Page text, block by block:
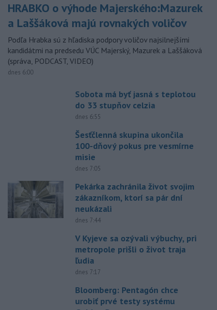
HRABKO o výhode Majerského:Mazurek
a Laššáková majú rovnakých voličov
Podľa Hrabka sú z hľadiska podpory voličov najsilnejšími
kandidátmi na predsedu VÚC Majerský, Mazurek a Laššáková
(správa, PODCAST, VIDEO)
dnes 6:00
Sobota má byť jasná s teplotou
do 33 stupňov celzia
dnes 6:55
Šesťčlenná skupina ukončila
100-dňový pokus pre vesmírne
misie
dnes 7:05
Pekárka zachránila život svojim
zákazníkom, ktorí sa pár dní
neukázali
dnes 7:44
V Kyjeve sa ozývali výbuchy, pri
metropole prišli o život traja
ľudia
dnes 7:17
Bloomberg: Pentagón chce
urobiť prvé testy systému